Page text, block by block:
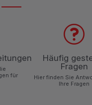
für
Häufig
Fragen
Hier finden Sie
Ihre Fragen